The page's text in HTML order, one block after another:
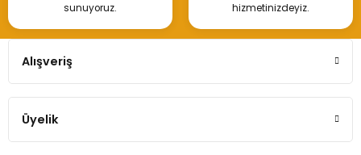
sunuyoruz.
hizmetinizdeyiz.
Alışveriş
Üyelik